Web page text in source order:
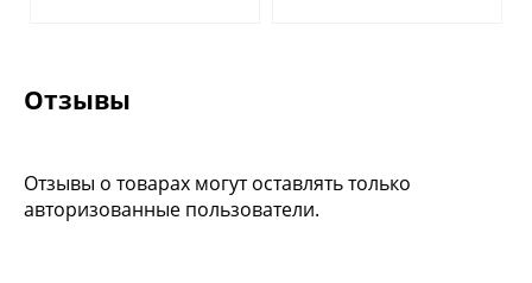
Отзывы
Отзывы о товарах могут оставлять только
авторизованные пользователи.